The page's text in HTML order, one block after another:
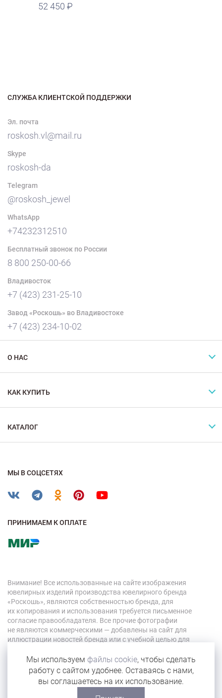
52 450
СЛУЖБА КЛИЕНТСКОЙ ПОДДЕРЖКИ
Эл. почта
roskosh.vl@mail.ru
Skype
roskosh-da
Telegram
@roskosh_jewel
WhatsApp
+74232312510
Бесплатный звонок по России
8 800 250-00-66
Владивосток
+7 (423) 231-25-10
Завод «Роскошь» во Владивостоке
+7 (423) 234-10-02
О НАС
КАК КУПИТЬ
КАТАЛОГ
МЫ В СОЦСЕТЯХ
ПРИНИМАЕМ К ОПЛАТЕ
Внимание! Все использованные на сайте изображения
ювелирных изделий производства ювелирного бренда
«Роскошь», являются собственностью бренда, для
их копирования и использования требуется письменное
согласие правообладателя. Все прочие фотографии
не являются коммерческими — добавлены на сайт для
иллюстрации новостей бренда или с учебной целью для
© 2026 «Роскошь»
Мы используем файлы cookie, чтобы сделать
работу с сайтом удобнее. Оставаясь с нами,
вы соглашаетесь на их использование.